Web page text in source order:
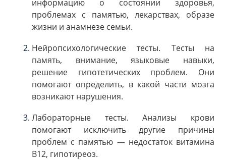
информацию о состоянии здоровья,
проблемах с памятью, лекарствах, образе
жизни и анамнезе семьи.
Нейропсихологические тесты. Тесты на
память, внимание, языковые навыки,
решение гипотетических проблем. Они
помогают определить, в какой части мозга
возникают нарушения.
Лабораторные тесты. Анализы крови
помогают исключить другие причины
проблем с памятью — недостаток витамина
B12, гипотиреоз.